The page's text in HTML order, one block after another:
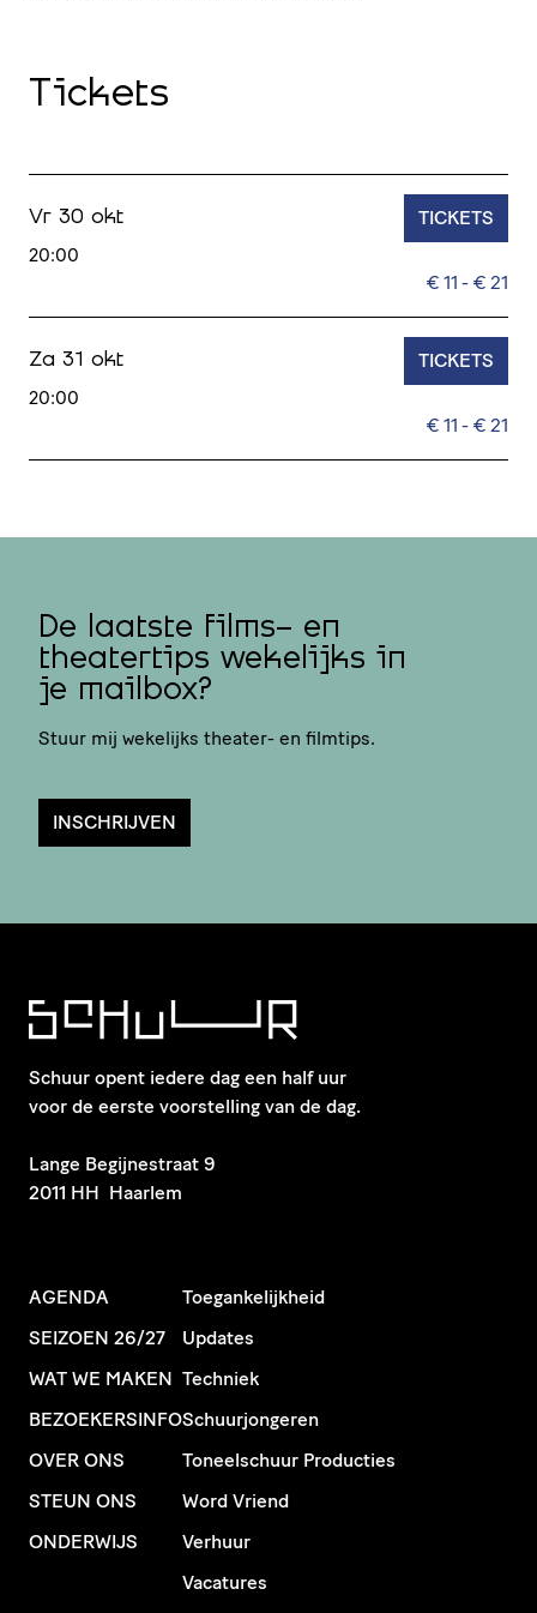
Tickets
Vr 30 okt
20:00
€ 11 - € 21
TICKETS
Za 31 okt
20:00
€ 11 - € 21
TICKETS
De laatste films- en
theatertips wekelijks in
je mailbox?
Stuur mij wekelijks theater- en filmtips.
INSCHRIJVEN
Schuur opent iedere dag een half uur
voor de eerste voorstelling van de dag.
​Lange Begijnestraat 9
2011 HH Haarlem
AGENDA
SEIZOEN 26/27
WAT WE MAKEN
BEZOEKERSINFO
OVER ONS
STEUN ONS
ONDERWIJS
Toegankelijkheid
Updates
Techniek
Schuurjongeren
Toneelschuur Producties
Word Vriend
Verhuur
Vacatures